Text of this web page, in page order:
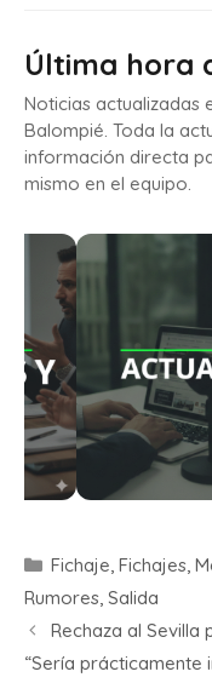
Última hora
Noticias actualizadas
Balompié. Toda la
información directa
mismo en el equipo.
Fichaje, Fichajes,
Rumores, Salida
Rechaza al Sevilla
“Sería prácticamente